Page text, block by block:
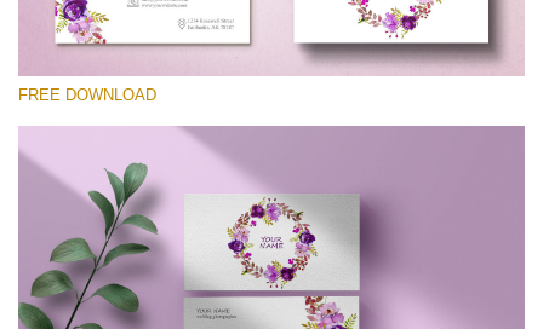
Please select
Free Template #34
Photography Flyer Template
FREE DOWNLOAD